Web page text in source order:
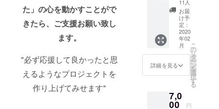
た」の心を動かすことがで
きたら、ご支援お願い致し
ます。
"必ず応援して良かったと思
えるようなプロジェクトを
作り上げてみせます"
の歯
ネック
レス」
◇詳し
くは本
文中の
《リ
ターン
ださ
い。
気持ち
を込め
たお手
紙、ま
たは電
②「dor
e
dore?」
カー
セット
11人
お届
け予
定：
2020
年02
月
詳細を見る
こ
の
リ
タ
ー
ン
を
選
択
す
る
7,0
00 円